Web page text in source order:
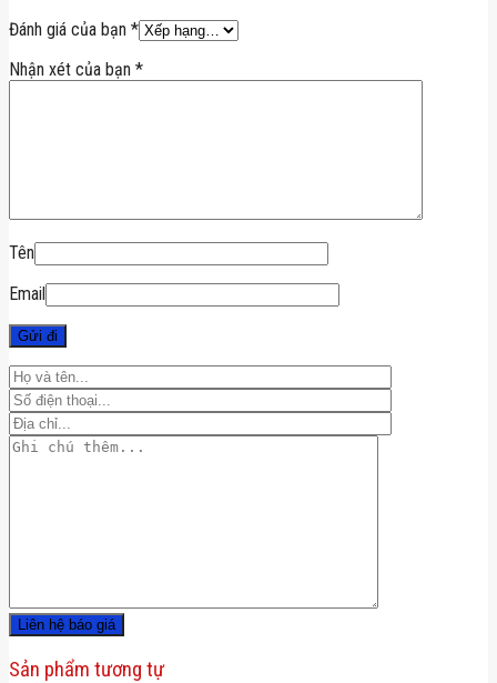
Đánh giá của bạn *
Nhận xét của bạn *
Tên
Email
Sản phẩm tương tự